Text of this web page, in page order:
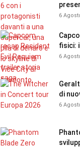
6
fisici:
6
di
6